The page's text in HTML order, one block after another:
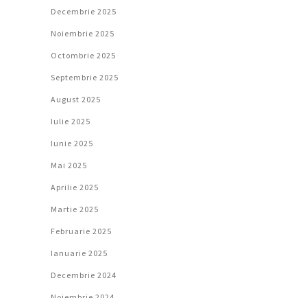
Decembrie 2025
Noiembrie 2025
Octombrie 2025
Septembrie 2025
August 2025
Iulie 2025
Iunie 2025
Mai 2025
Aprilie 2025
Martie 2025
Februarie 2025
Ianuarie 2025
Decembrie 2024